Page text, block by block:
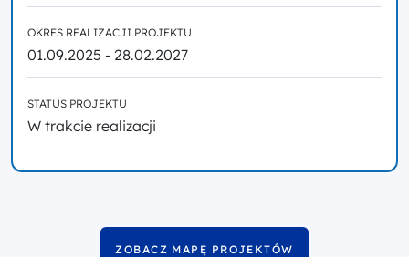
OKRES REALIZACJI PROJEKTU
01.09.2025 - 28.02.2027
STATUS PROJEKTU
W trakcie realizacji
ZOBACZ MAPĘ PROJEKTÓW